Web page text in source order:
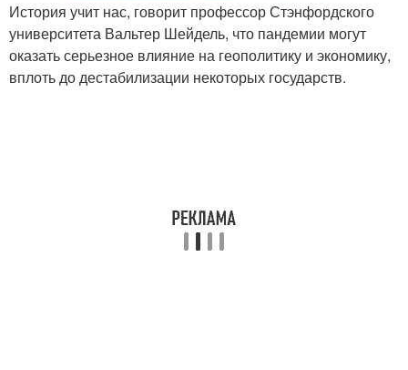
История учит нас, говорит профессор Стэнфордского
университета Вальтер Шейдель, что пандемии могут
оказать серьезное влияние на геополитику и экономику,
вплоть до дестабилизации некоторых государств.